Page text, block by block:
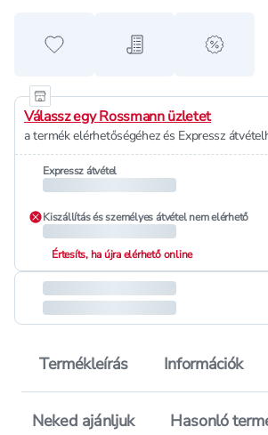
Hozzáadás a kedvencekhez
Hozzáadás aalert
Válassz egy Rossmann üzletet
a termék elérhetőségéhez és Expressz
Expressz átvétel
Kiszállítás és személyes átvétel nem elérhető
Értesíts, ha újra elérhető online
Termékleírás Információk
Neked ajánljuk Hasonló